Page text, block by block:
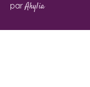
parAkylia